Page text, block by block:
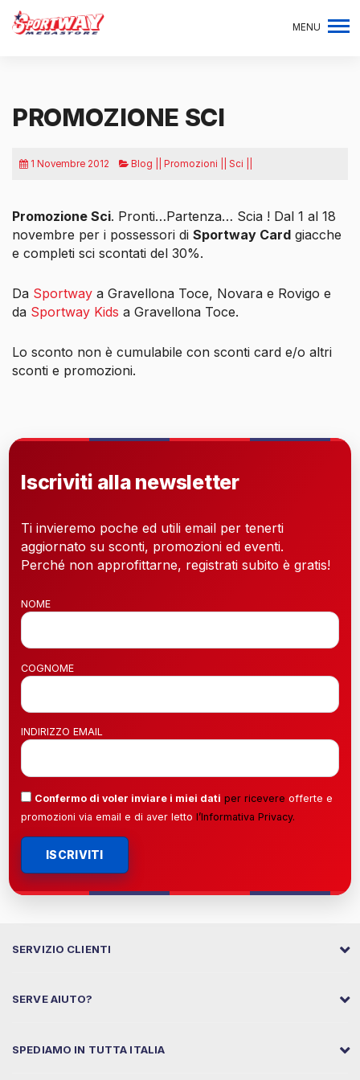
MENU
PROMOZIONE SCI
1 Novembre 2012 Blog || Promozioni || Sci ||
Promozione Sci. Pronti…Partenza… Scia ! Dal 1 al 18
novembre per i possessori di Sportway Card giacche
e completi sci scontati del 30%.
Da Sportway a Gravellona Toce, Novara e Rovigo e
da Sportway Kids a Gravellona Toce.
Lo sconto non è cumulabile con sconti card e/o altri
sconti e promozioni.
Iscriviti alla newsletter
Ti invieremo poche ed utili email per tenerti
aggiornato su sconti, promozioni ed eventi.
Perché non approfittarne, registrati subito è gratis!
NOME
COGNOME
INDIRIZZO EMAIL
Confermo di voler inviare i miei dati per ricevere offerte e
promozioni via email e di aver letto l’Informativa Privacy.
ISCRIVITI
SERVIZIO CLIENTI
SERVE AIUTO?
SPEDIAMO IN TUTTA ITALIA